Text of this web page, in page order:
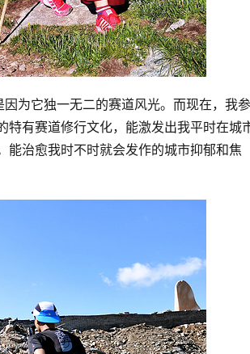
为它独一无二的赛道风光。而现在，我
有赛道修行文化，能激发出我平时在城
能治愈我时不时就会发作的城市抑郁和焦